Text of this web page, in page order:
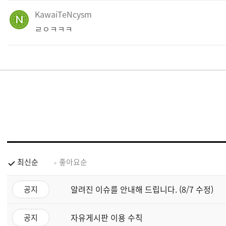
KawaiTeNcysm
ㄹㅇㅋㅋㅋ
최신순 좋아요순
공지 알려진 이슈를 안내해 드립니다. (8/7 수정)
공지 자유게시판 이용 수칙